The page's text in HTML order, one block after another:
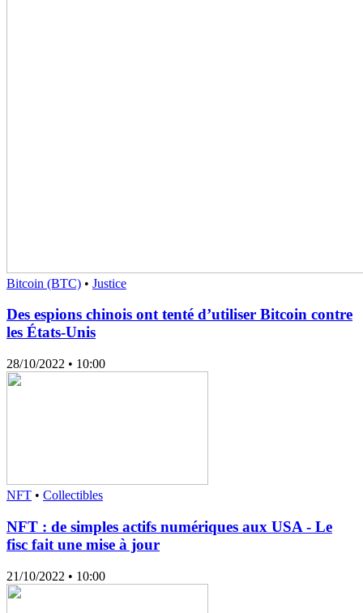
Bitcoin (BTC) • Justice
Des espions chinois ont tenté d’utiliser Bitcoin contre
les États-Unis
28/10/2022 • 10:00
NFT • Collectibles
NFT : de simples actifs numériques aux USA - Le
fisc fait une mise à jour
21/10/2022 • 10:00